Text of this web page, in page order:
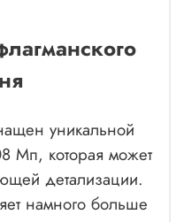
уникальной
Мп, которая может
детализации.
намного больше